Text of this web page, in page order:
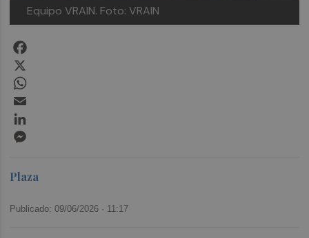
Equipo VRAIN. Foto: VRAIN
Plaza
Publicado: 09/06/2026 · 11:17